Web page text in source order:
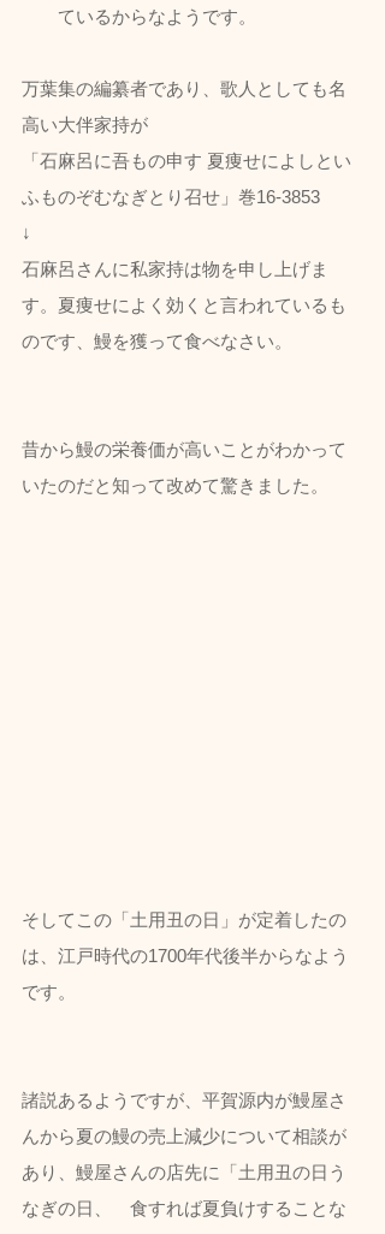
ているからなようです。
万葉集の編纂者であり、歌人としても名
高い大伴家持が
「石麻呂に吾もの申す 夏痩せによしとい
ふものぞむなぎとり召せ」巻16-3853
↓
石麻呂さんに私家持は物を申し上げま
す。夏痩せによく効くと言われているも
のです、鰻を獲って食べなさい。
昔から鰻の栄養価が高いことがわかって
いたのだと知って改めて驚きました。
そしてこの「土用丑の日」が定着したの
は、江戸時代の1700年代後半からなよう
です。
諸説あるようですが、平賀源内が鰻屋さ
んから夏の鰻の売上減少について相談が
あり、鰻屋さんの店先に「土用丑の日う
なぎの日、　食すれば夏負けすることな